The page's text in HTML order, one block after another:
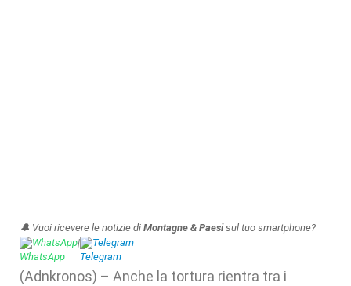
🔔 Vuoi ricevere le notizie di Montagne & Paesisul tuo smartphone?
WhatsApp| Telegram
(Adnkronos) – Anche la tortura rientra tra i